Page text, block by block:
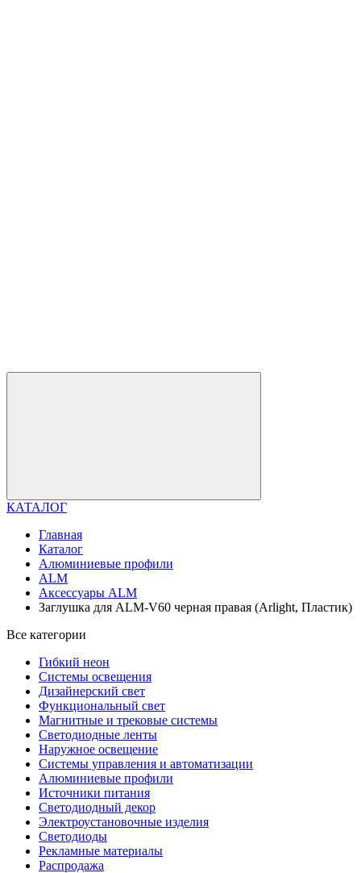
КАТАЛОГ
Главная
Каталог
Алюминиевые профили
ALM
Аксессуары ALM
Заглушка для ALM-V60 черная правая (Arlight, Пластик)
Все категории
Гибкий неон
Системы освещения
Дизайнерский свет
Функциональный свет
Магнитные и трековые системы
Светодиодные ленты
Наружное освещение
Системы управления и автоматизации
Алюминиевые профили
Источники питания
Светодиодный декор
Электроустановочные изделия
Светодиоды
Рекламные материалы
Распродажа